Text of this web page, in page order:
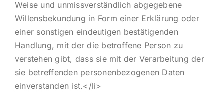
Weise und unmissverständlich abgegebene
Willensbekundung in Form einer Erklärung oder
einer sonstigen eindeutigen bestätigenden
Handlung, mit der die betroffene Person zu
verstehen gibt, dass sie mit der Verarbeitung der
sie betreffenden personenbezogenen Daten
einverstanden ist.</li>